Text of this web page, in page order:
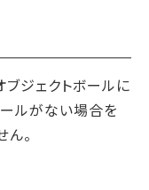
ブジェクトボールに
ルがない場合を
。